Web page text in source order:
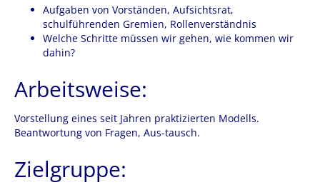
Aufgaben von Vorständen, Aufsichtsrat,
schulführenden Gremien, Rollenverständnis
Welche Schritte müssen wir gehen, wie kommen wir
dahin?
Arbeitsweise:
Vorstellung eines seit Jahren praktizierten Modells.
Beantwortung von Fragen, Aus-tausch.
Zielgruppe: